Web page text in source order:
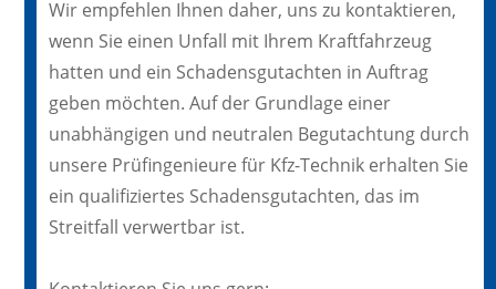
Wir empfehlen Ihnen daher, uns zu kontaktieren,
wenn Sie einen Unfall mit Ihrem Kraftfahrzeug
hatten und ein Schadensgutachten in Auftrag
geben möchten. Auf der Grundlage einer
unabhängigen und neutralen Begutachtung durch
unsere Prüfingenieure für Kfz-Technik erhalten Sie
ein qualifiziertes Schadensgutachten, das im
Streitfall verwertbar ist.